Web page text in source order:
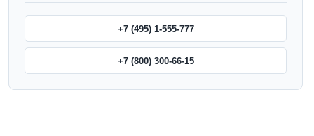
+7 (495) 1-555-777
+7 (800) 300-66-15